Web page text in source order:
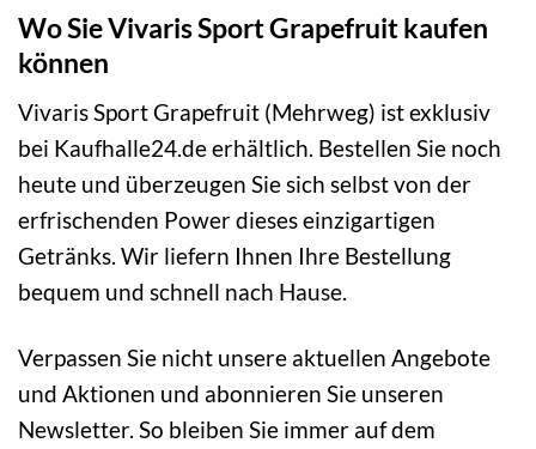
Wo Sie Vivaris Sport Grapefruit kaufen
können
Vivaris Sport Grapefruit (Mehrweg) ist exklusiv
bei Kaufhalle24.de erhältlich. Bestellen Sie noch
heute und überzeugen Sie sich selbst von der
erfrischenden Power dieses einzigartigen
Getränks. Wir liefern Ihnen Ihre Bestellung
bequem und schnell nach Hause.
Verpassen Sie nicht unsere aktuellen Angebote
und Aktionen und abonnieren Sie unseren
Newsletter. So bleiben Sie immer auf dem